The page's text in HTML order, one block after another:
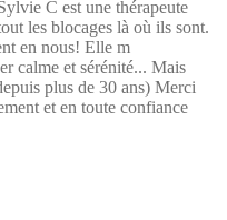
C est une thérapeute
les blocages là où ils sont.
en nous! Elle m
calme et sérénité... Mais
plus de 30 ans) Merci
et en toute confiance